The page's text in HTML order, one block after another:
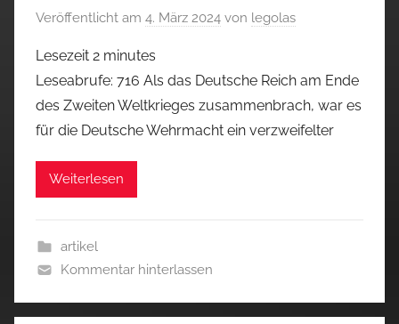
Veröffentlicht am 4. März 2024 von legolas
Lesezeit 2 minutes
Leseabrufe: 716 Als das Deutsche Reich am Ende
des Zweiten Weltkrieges zusammenbrach, war es
für die Deutsche Wehrmacht ein verzweifelter
Weiterlesen
artikel
Kommentar hinterlassen